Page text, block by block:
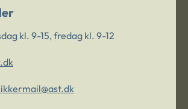
kl. 9-15, fredag kl. 9-12